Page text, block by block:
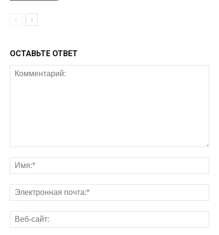
ОСТАВЬТЕ ОТВЕТ